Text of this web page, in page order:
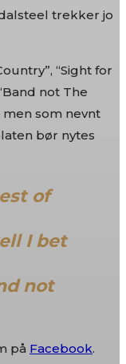
trekker jo
“Sight for
not The
som nevnt
bør nytes
of
I bet
not
på Facebook.